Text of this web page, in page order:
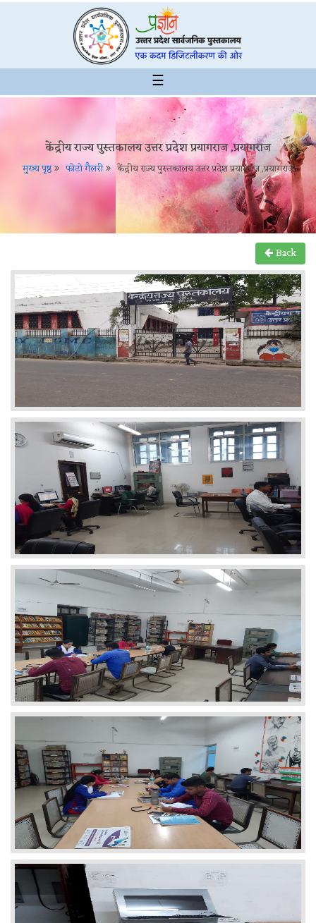
☰
केंद्रीय राज्य पुस्तकालय उत्तर प्रदेश प्रयागराज ,प्रयागराज
मुख्य पृष्ठ फोटो गैलरी केंद्रीय राज्य पुस्तकालय उत्तर प्रदेश प्रयागराज ,प्रयागराज
Back